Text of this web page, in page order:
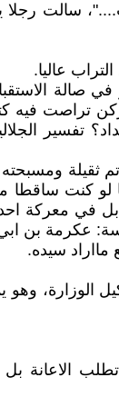
سالت رجلا
عاليا.
صالة
تراصت فيه
تفسير
ومسبحته
لو كنت ساقطا
في معركة
عكرمة بن ابي
مااراد سيده.
الوزارة، وهو
الاعانة